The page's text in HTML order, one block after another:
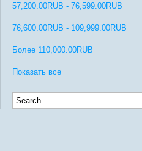
57,200.00RUB - 76,599.00RUB
76,600.00RUB - 109,999.00RUB
Более 110,000.00RUB
Показать все